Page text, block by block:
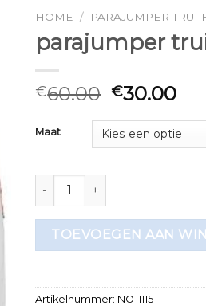
HOME / PARAJUMPER TRUI
parajumper
€60.00 €30.00
Maat
parajumper trui heren aantal
TOEVOEGEN AAN
Artikelnummer: NO-1115